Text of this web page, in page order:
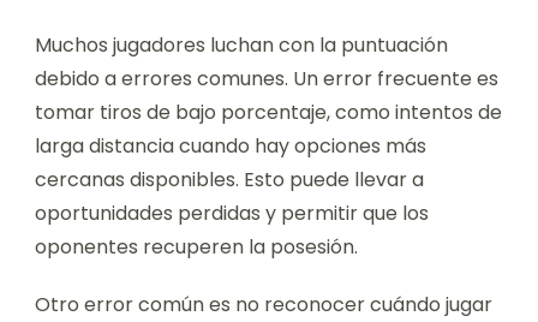
Muchos jugadores luchan con la puntuación
debido a errores comunes. Un error frecuente es
tomar tiros de bajo porcentaje, como intentos de
larga distancia cuando hay opciones más
cercanas disponibles. Esto puede llevar a
oportunidades perdidas y permitir que los
oponentes recuperen la posesión.
Otro error común es no reconocer cuándo jugar